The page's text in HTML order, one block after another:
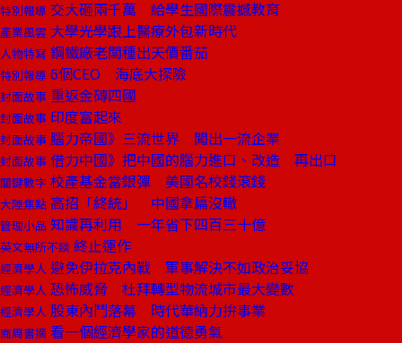
特別報導 交大砸兩千萬 給學生國際震撼教育
產業風雲 大學光學跟上醫療外包新時代
人物特寫 鋼鐵廠老闆種出天價番茄
特別報導 6個CEO 海底大探險
封面故事 重返金磚四國
封面故事 印度富起來
封面故事 腦力帝國》三流世界 闖出一流企業
封面故事 借力中國》把中國的腦力進口、改造 再出口
關鍵數字 校產基金當銀彈 美國名校錢滾錢
大陸焦點 高招「終統」 中國拿扁沒轍
管理小品 知識再利用 一年省下四百三十億
英文無所不談 終止運作
經濟學人 避免伊拉克內戰 軍事解決不如政治妥協
經濟學人 恐怖威脅 杜拜轉型物流城市最大變數
經濟學人 股東內鬥落幕 時代華納力拚事業
商周書摘 看一個經濟學家的道德勇氣